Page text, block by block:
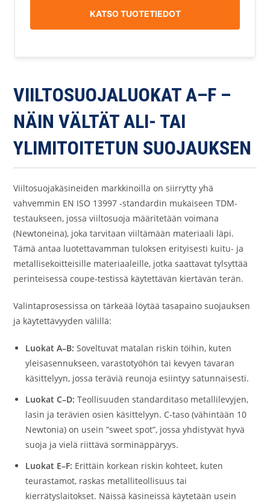
KATSO TUOTETIEDOT
VIILTOSUOJALUOKAT A–F –
NÄIN VÄLTÄT ALI- TAI
YLIMITOITETUN SUOJAUKSEN
Viiltosuojakäsineiden markkinoilla on siirrytty yhä
vahvemmin EN ISO 13997 -standardin mukaiseen TDM-
testaukseen, jossa viiltosuoja määritetään voimana
(Newtoneina), joka tarvitaan viiltämään materiaali läpi.
Tämä antaa luotettavamman tuloksen erityisesti kuitu- ja
metallisekoitteisille materiaaleille, jotka saattavat tylsyttää
perinteisessä coupe-testissä käytettävän kiertävän terän.
Valintaprosessissa on tärkeää löytää tasapaino suojauksen
ja käytettävyyden välillä:
Luokat A–B: Soveltuvat matalan riskin töihin, kuten
yleisasennukseen, varastotyöhön tai kevyen tavaran
käsittelyyn, jossa teräviä reunoja esiintyy satunnaisesti.
Luokat C–D: Teollisuuden standarditaso metallilevyjen,
lasin ja terävien osien käsittelyyn. C-taso (vähintään 10
Newtonia) on usein ”sweet spot”, jossa yhdistyvät hyvä
suoja ja vielä riittävä sorminäppäryys.
Luokat E–F: Erittäin korkean riskin kohteet, kuten
teurastamot, raskas metalliteollisuus tai
kierrätyslaitokset. Näissä käsineissä käytetään usein